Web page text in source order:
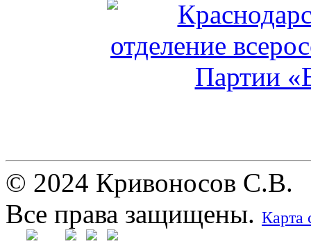
© 2024 Кривоносов С.В.
Все права защищены. Карта